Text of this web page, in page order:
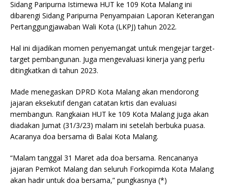
Sidang Paripurna Istimewa HUT ke 109 Kota Malang ini
dibarengi Sidang Paripurna Penyampaian Laporan Keterangan
Pertanggungjawaban Wali Kota (LKPJ) tahun 2022.
Hal ini dijadikan momen penyemangat untuk mengejar target-
target pembangunan. Juga mengevaluasi kinerja yang perlu
ditingkatkan di tahun 2023.
Made menegaskan DPRD Kota Malang akan mendorong
jajaran eksekutif dengan catatan krtis dan evaluasi
membangun. Rangkaian HUT ke 109 Kota Malang juga akan
diadakan Jumat (31/3/23) malam ini setelah berbuka puasa.
Acaranya doa bersama di Balai Kota Malang.
“Malam tanggal 31 Maret ada doa bersama. Rencananya
jajaran Pemkot Malang dan seluruh Forkopimda Kota Malang
akan hadir untuk doa bersama,” pungkasnya (*)